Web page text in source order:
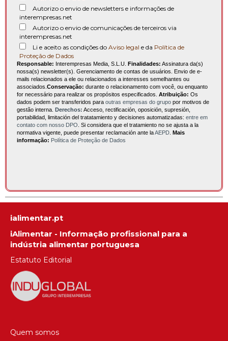
Autorizo o envio de newsletters e informações de
interempresas.net
Autorizo o envio de comunicações de terceiros via
interempresas.net
Li e aceito as condições do Aviso legal e da Política de
Proteção de Dados
Responsable: Interempresas Media, S.L.U. Finalidades: Assinatura da(s)
nossa(s) newsletter(s). Gerenciamento de contas de usuários. Envio de e-
mails relacionados a ele ou relacionados a interesses semelhantes ou
associados. Conservação: durante o relacionamento com você, ou enquanto
for necessário para realizar os propósitos especificados. Atribuição: Os
dados podem ser transferidos para outras empresas do grupo por motivos de
gestão interna.
Derechos: Acceso, rectificación, oposición, supresión,
portabilidad, limitación del tratatamiento y decisiones automatizadas: entre em
contato com nosso DPO . Si considera que el tratamiento no se ajusta a la
normativa vigente, puede presentar reclamación ante laAEPD
Mais
informação: Política de Proteção de Dados
ialimentar.pt
iAlimentar - Informação profissional para a
indústria alimentar portuguesa
Estatuto Editorial
Quem somos